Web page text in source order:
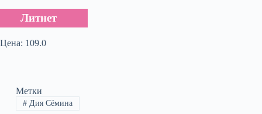
Литнет
Цена: 109.0
Метки
#Дия Сёмина